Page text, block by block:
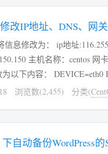
修改IP地址、DNS、网
：255.255.255.224 默认网关：116.255.205.129 主DNS：202.102.224.68 辅DNS：
主机名称：centos 网卡地址：
入或修改为以下
浏览数(2,455) 分类(
下自动备份WordPress